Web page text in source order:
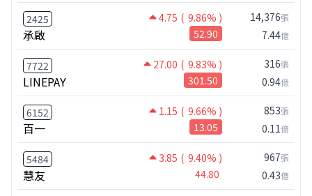
2425 4.75 ( 9.86% )
承啟 52.90
14,376張
7.44億
7722 27.00 ( 9.83% )
LINEPAY 301.50
316張
0.94億
6152 1.15 ( 9.66% )
百一 13.05
853張
0.11億
5484 3.85 ( 9.40% )
慧友 44.80
967張
0.43億